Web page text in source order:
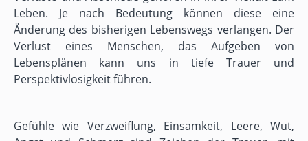
Leben. Je nach Bedeutung können diese eine
Änderung des bisherigen Lebenswegs verlangen. Der
Verlust eines Menschen, das Aufgeben von
Lebensplänen kann uns in tiefe Trauer und
Perspektivlosigkeit führen.
Gefühle wie Verzweiflung, Einsamkeit, Leere, Wut,